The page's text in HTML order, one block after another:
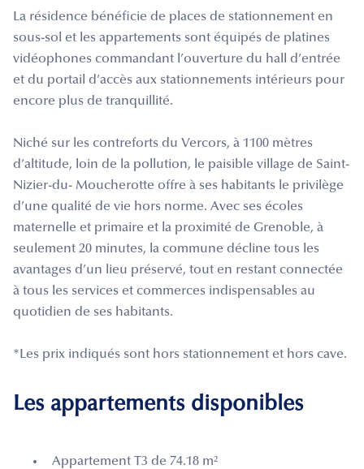
La résidence bénéficie de places de stationnement en
sous-sol et les appartements sont équipés de platines
vidéophones commandant l’ouverture du hall d’entrée
et du portail d’accès aux stationnements intérieurs pour
encore plus de tranquillité.
Niché sur les contreforts du Vercors, à 1100 mètres
d’altitude, loin de la pollution, le paisible village de Saint-
Nizier-du- Moucherotte offre à ses habitants le privilège
d’une qualité de vie hors norme. Avec ses écoles
maternelle et primaire et la proximité de Grenoble, à
seulement 20 minutes, la commune décline tous les
avantages d’un lieu préservé, tout en restant connectée
à tous les services et commerces indispensables au
quotidien de ses habitants.
*Les prix indiqués sont hors stationnement et hors cave.
Les appartements disponibles
Appartement T3 de 74.18 m²